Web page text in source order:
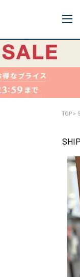
TOP >